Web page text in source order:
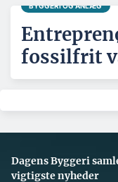
BYGGERI OG ANLÆG
fossilfrit
Dagens Byggeri
vigtigste nyheder